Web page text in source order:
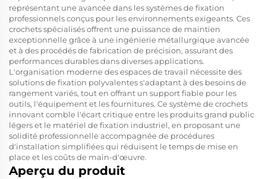
représentant une avancée dans les systèmes de fixation
professionnels conçus pour les environnements exigeants. Ces
crochets spécialisés offrent une puissance de maintien
exceptionnelle grâce à une ingénierie métallurgique avancée
et à des procédés de fabrication de précision, assurant des
performances durables dans diverses applications.
L'organisation moderne des espaces de travail nécessite des
solutions de fixation polyvalentes s'adaptant à des besoins de
rangement variés, tout en offrant un support fiable pour les
outils, l'équipement et les fournitures. Ce système de crochets
innovant comble l'écart critique entre les produits grand public
légers et le matériel de fixation industriel, en proposant une
solidité professionnelle accompagnée de procédures
d'installation simplifiées qui réduisent le temps de mise en
place et les coûts de main-d'œuvre.
Aperçu du produit